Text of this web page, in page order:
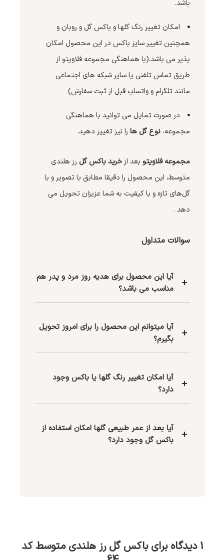
باشد.
امکان تغییر رنگ گلها و باکس گل و روبان و
همچنین تغییر سایز باکس در این محصول امکان
پذیر می باشد.(با هماهنگی مجموعه فلاویتو از
طریق تماس تلفنی یا سایر شبکه های اجتماعی
مانند تلگرام و واتساپ قبل از ثبت سفارش)
در صورت تمایل می توانید با هماهنگی
مجموعه، نوع گل ها را نیز تغییر دهید.
مجموعه فلاویتو بعد از خریدباکس گل رز هلندی
متوسط، این محصول را دقیقا مطابق با تصویر و با
گل‌های تازه و با کیفیت به شما عزیزان تحویل می
دهد .
سوالات متداول
آیا این محصول برای هدیه روز مرد و پدر هم
مناسب می باشد؟
آیا میتوانم این محصول را برای امروز تحویل
بگیرم؟
آیا امکان تغییر رنگ گلها یا باکس وجود
دارد؟
آیا بعد از عمر طبیعی گلها امکان استفاده از
باکس گل وجود دارد؟
1 دیدگاه برای
باکس گل رز هلندی متوسط کد